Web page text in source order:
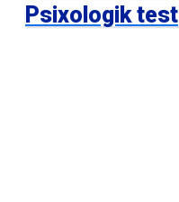
Psixologik test